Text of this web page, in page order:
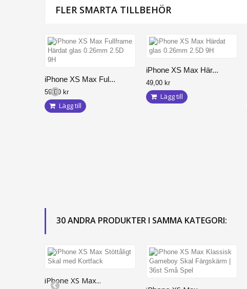
iPhone 12
iPhone 11 Pro Max
iPhone 11
iPhone 11 Pro
iPhone XR
iPhone XS Max
iPhone 6/6S
FLER SMARTA TILLBEHÖR
iPhone XS Max Ful...
59,00 kr
Lägg till
iPhone XS Max Här...
49,00 kr
Lägg till
30 ANDRA PRODUKTER I SAMMA KATEGORI:
iPhone XS Max...